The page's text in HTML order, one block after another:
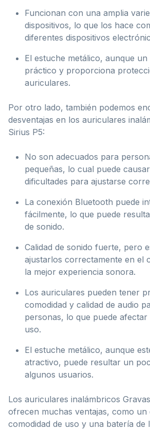
Funcionan con una amplia
dispositivos, lo que los hace
diferentes dispositivos
El estuche metálico, aunque
práctico y proporciona
auriculares.
Por otro lado, también podemos
desventajas en los auriculares
Sirius P5:
No son adecuados para
pequeñas, lo cual puede
dificultades para ajustarse
La conexión Bluetooth puede
fácilmente, lo que puede
de sonido.
Calidad de sonido fuerte, pero
ajustarlos correctamente en el
la mejor experiencia sonora.
Los auriculares pueden tener
comodidad y calidad de audio
personas, lo que puede afectar
uso.
El estuche metálico, aunque
atractivo, puede resultar un
algunos usuarios.
Los auriculares inalámbricos
ofrecen muchas ventajas, como un
comodidad de uso y una batería de